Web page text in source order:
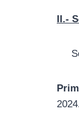
II.-
Se